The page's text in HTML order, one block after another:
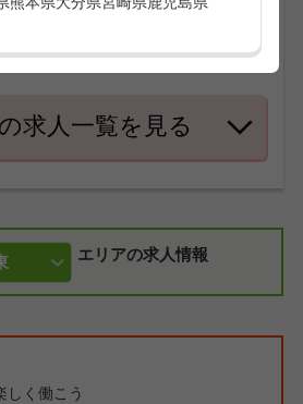
熊本県大分県宮崎県鹿児島県
からこその充実したサポートがあり、
40代が活躍中の職場で、スキルアッ
富です☆
求人一覧を見る
エリアの求人情報
しく働こう